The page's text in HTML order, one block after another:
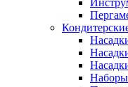
Наборы